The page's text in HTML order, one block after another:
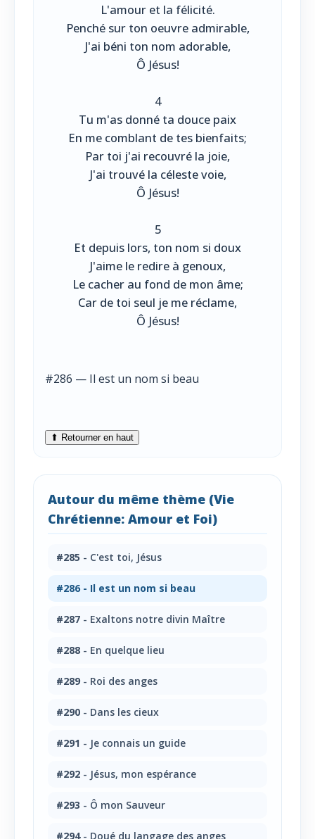
L'amour et la félicité.
Penché sur ton oeuvre admirable,
J'ai béni ton nom adorable,
Ô Jésus!
4
Tu m'as donné ta douce paix
En me comblant de tes bienfaits;
Par toi j'ai recouvré la joie,
J'ai trouvé la céleste voie,
Ô Jésus!
5
Et depuis lors, ton nom si doux
J'aime le redire à genoux,
Le cacher au fond de mon âme;
Car de toi seul je me réclame,
Ô Jésus!
#286 — Il est un nom si beau
⬆ Retourner en haut
Autour du même thème (Vie
Chrétienne: Amour et Foi)
#285 - C'est toi, Jésus
#286 - Il est un nom si beau
#287 - Exaltons notre divin Maître
#288 - En quelque lieu
#289 - Roi des anges
#290 - Dans les cieux
#291 - Je connais un guide
#292 - Jésus, mon espérance
#293 - Ô mon Sauveur
#294- Doué du langage des anges